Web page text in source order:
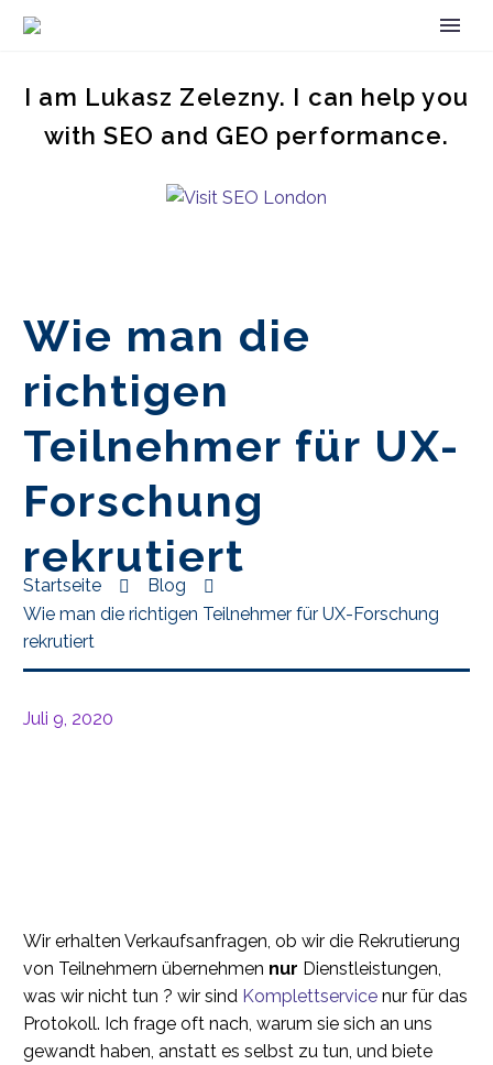
I am Lukasz Zelezny. I can help you
with SEO and GEO performance.
Wie man die
richtigen
Teilnehmer für UX-
Forschung
rekrutiert
Startseite
Blog
Wie man die richtigen Teilnehmer für UX-Forschung
rekrutiert
Juli 9, 2020
Wir erhalten Verkaufsanfragen, ob wir die Rekrutierung
von Teilnehmern übernehmen nur Dienstleistungen,
was wir nicht tun ? wir sind Komplettservice nur für das
Protokoll. Ich frage oft nach, warum sie sich an uns
gewandt haben, anstatt es selbst zu tun, und biete